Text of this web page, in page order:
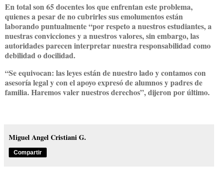
En total son 65 docentes los que enfrentan este problema,
quienes a pesar de no cubrirles sus emolumentos están
laborando puntualmente “por respeto a nuestros estudiantes, a
nuestras convicciones y a nuestros valores, sin embargo, las
autoridades parecen interpretar nuestra responsabilidad como
debilidad o docilidad.
“Se equivocan: las leyes están de nuestro lado y contamos con
asesoría legal y con el apoyo expresó de alumnos y padres de
familia. Haremos valer nuestros derechos”, dijeron por último.
Miguel Angel Cristiani G.
Compartir